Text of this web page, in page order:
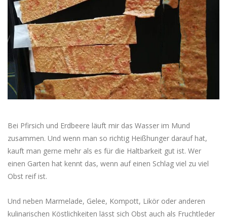
Bei Pfirsich und Erdbeere läuft mir das Wasser im Mund
zusammen. Und wenn man so richtig Heißhunger darauf hat,
kauft man gerne mehr als es für die Haltbarkeit gut ist. Wer
einen Garten hat kennt das, wenn auf einen Schlag viel zu viel
Obst reif ist.
Und neben Marmelade, Gelee, Kompott, Likör oder anderen
kulinarischen Köstlichkeiten lässt sich Obst auch als Fruchtleder